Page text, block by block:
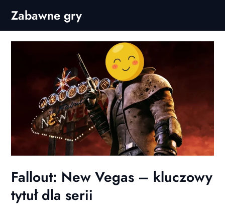
content
Zabawne gry
Fallout: New Vegas – kluczowy
tytuł dla serii